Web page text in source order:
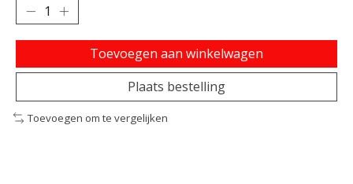
Toevoegen aan winkelwagen
Plaats bestelling
Toevoegen om te vergelijken